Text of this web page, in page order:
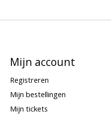
Mijn account
Registreren
Mijn bestellingen
Mijn tickets